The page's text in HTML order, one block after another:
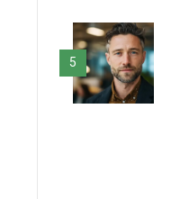
5